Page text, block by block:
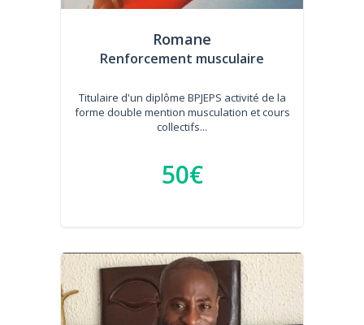
Romane
Renforcement musculaire
Titulaire d'un diplôme BPJEPS activité de la
forme double mention musculation et cours
collectifs...
50€